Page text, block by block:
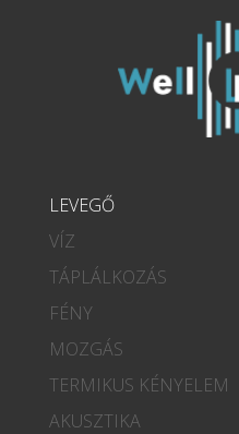
LEVEGŐ
VÍZ
TÁPLÁLKOZÁS
FÉNY
MOZGÁS
TERMIKUS KÉNYELEM
AKUSZTIKA